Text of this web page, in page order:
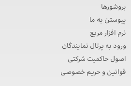
بروشورها
پیوستن به ما
نرم افزار مربع
ورود به پرتال نمایندگان
اصول حاکمیت شرکتی
قوانین و حریم خصوصی